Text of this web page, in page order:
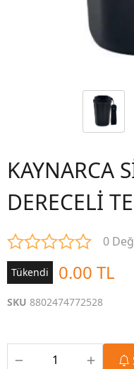
KAYNARCA
DERECELİ
0
Tükendi 0.00 TL
SKU 8802474772528